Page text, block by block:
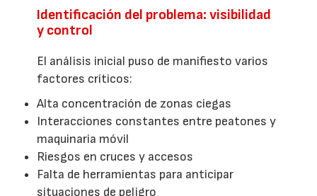
Identificación del problema: visibilidad
y control
El análisis inicial puso de manifiesto varios
factores críticos:
Alta concentración de zonas ciegas
Interacciones constantes entre peatones y
maquinaria móvil
Riesgos en cruces y accesos
Falta de herramientas para anticipar
situaciones de peligro